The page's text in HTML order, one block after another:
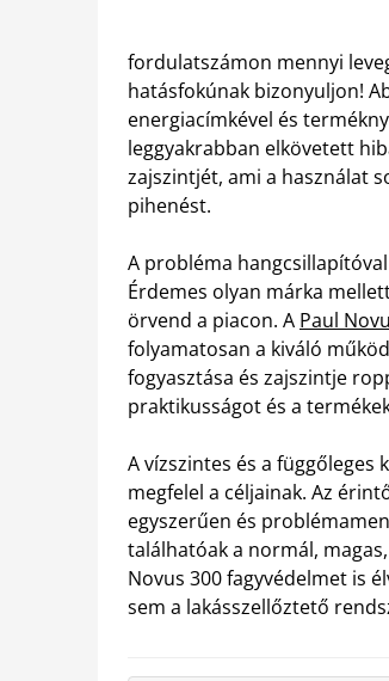
fordulatszámon mennyi
hatásfokúnak bizonyuljon!
energiacímkével és
leggyakrabban elkövetett
zajszintjét, ami a használat
pihenést.
A probléma
Érdemes olyan márka
örvend a piacon. A Paul
folyamatosan a kiváló
fogyasztása és zajszintje
praktikusságot és a
A vízszintes és a
megfelel a céljainak. Az
egyszerűen és
találhatóak a normál,
Novus 300 fagyvédelmet is
sem a lakásszellőztető